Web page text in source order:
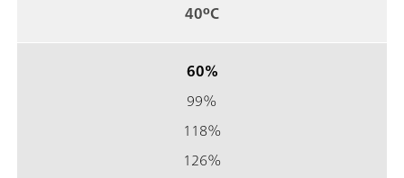
40ºC
60%
99%
118%
126%